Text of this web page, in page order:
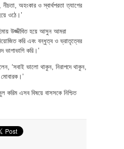
অহংকার ও স্বার্থপরতা ত্যাগের
ওঠে।’
উজ্জীবিত হয়ে আসুন আমরা
করি এবং বন্ধুত্ব ও ভ্রাতৃত্বের
করি।’
‘সবাই ভালো থাকুন, নিরাপদে থাকুন,
করিম এসব বিষয়ে বাসসকে নিশ্চিত